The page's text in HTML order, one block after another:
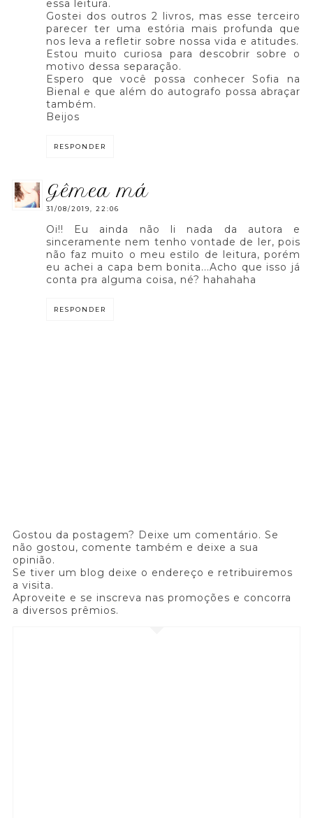
essa leitura.
Gostei dos outros 2 livros, mas esse terceiro
parecer ter uma estória mais profunda que
nos leva a refletir sobre nossa vida e atitudes.
Estou muito curiosa para descobrir sobre o
motivo dessa separação.
Espero que você possa conhecer Sofia na
Bienal e que além do autografo possa abraçar
também.
Beijos
RESPONDER
gêmea má
31/08/2019, 22:06
Oi!! Eu ainda não li nada da autora e
sinceramente nem tenho vontade de ler, pois
não faz muito o meu estilo de leitura, porém
eu achei a capa bem bonita...Acho que isso já
conta pra alguma coisa, né? hahahaha
RESPONDER
Gostou da postagem? Deixe um comentário. Se
não gostou, comente também e deixe a sua
opinião.
Se tiver um blog deixe o endereço e retribuiremos
a visita.
Aproveite e se inscreva nas promoções e concorra
a diversos prêmios.